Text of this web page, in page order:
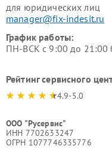
для юридических лиц
manager@fix-indesit.ru
График работы:
ПН-ВСК с 9:00 до 21:00
Рейтинг сервисного
4.9-5.0
ООО "Русервис"
ИНН 7702633247
ОГРН 1077746335776